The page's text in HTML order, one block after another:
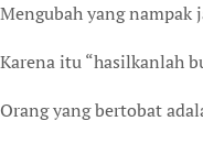
Mengubah yang nampak
Karena itu “hasilkanlah
Orang yang bertobat